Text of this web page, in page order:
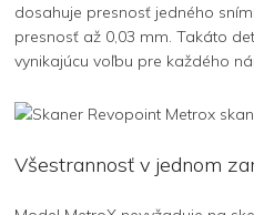
dosahuje presnosť jedného
presnosť až 0,03 mm. Takáto
vynikajúcu voľbu pre každého
Všestrannosť v jednom